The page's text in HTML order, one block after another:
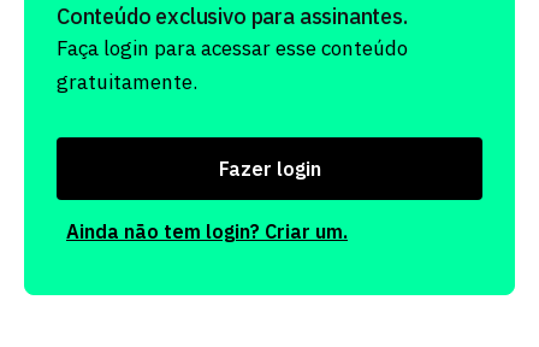
Conteúdo exclusivo para assinantes.
Faça login para acessar esse conteúdo
gratuitamente.
Fazer login
Ainda não tem login? Criar um.